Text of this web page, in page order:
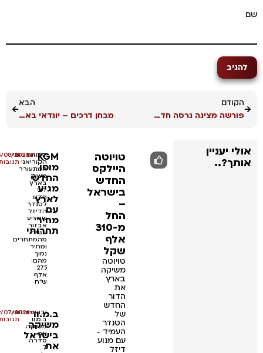
שם
הקודם
פורשה מציגה גרסה חדשה ל-911
הבא
מבחן דרכים – יונדאי באיון (מיקרו היברידי, 120 כ"ס)
אולי יעניין
אותך?..
טויוטה
היילקס
החדש
בישראל
החל
מ-310
אלף
שקל
טויוטה
משיקה
בארץ
את
הדור
החדש
של
הטנדר
העמיד -
עם מנוע
דיזל
KGM
מוסו
החדש
מגיע
לארץ
עם
מחיר
תחרותי
המותג
הקוריאני
המתעורר
משיק
בארץ
דור
חדש
לטנדר
הדיזל
שמציע
אבזור
עשיר
מהמתחרים
ומחיר
נמוך
מהם:
275
אלף
ש''ח
חדשות
•
05/08/2026
•אין
תגובות
ב.מ.וו
משיקה
בישראל
את
יבואנית
ב.מ.וו
משיקה
את
סדרה
7
חדשות
•
29/07/2026
•אין
תגובות